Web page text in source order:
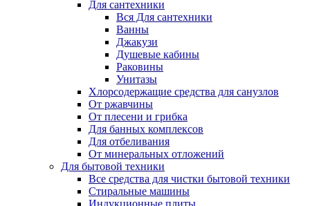
Для сантехники
Вся Для сантехники
Ванны
Джакузи
Душевые кабины
Раковины
Унитазы
Хлорсодержащие средства для санузлов
От ржавчины
От плесени и грибка
Для банных комплексов
Для отбеливания
От минеральных отложений
Для бытовой техники
Все средства для чистки бытовой техники
Стиральные машины
Индукционные плиты